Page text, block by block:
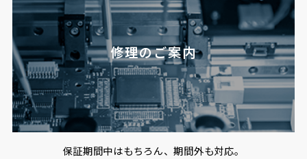
修理のご案内
保証期間中はもちろん、期間外も対応。